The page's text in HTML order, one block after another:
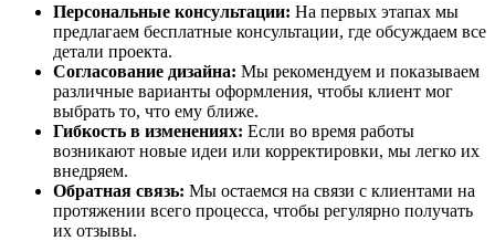
Персональные консультации: На первых этапах мы
предлагаем бесплатные консультации, где обсуждаем все
детали проекта.
Согласование дизайна: Мы рекомендуем и показываем
различные варианты оформления, чтобы клиент мог
выбрать то, что ему ближе.
Гибкость в изменениях: Если во время работы
возникают новые идеи или корректировки, мы легко их
внедряем.
Обратная связь: Мы остаемся на связи с клиентами на
протяжении всего процесса, чтобы регулярно получать
их отзывы.